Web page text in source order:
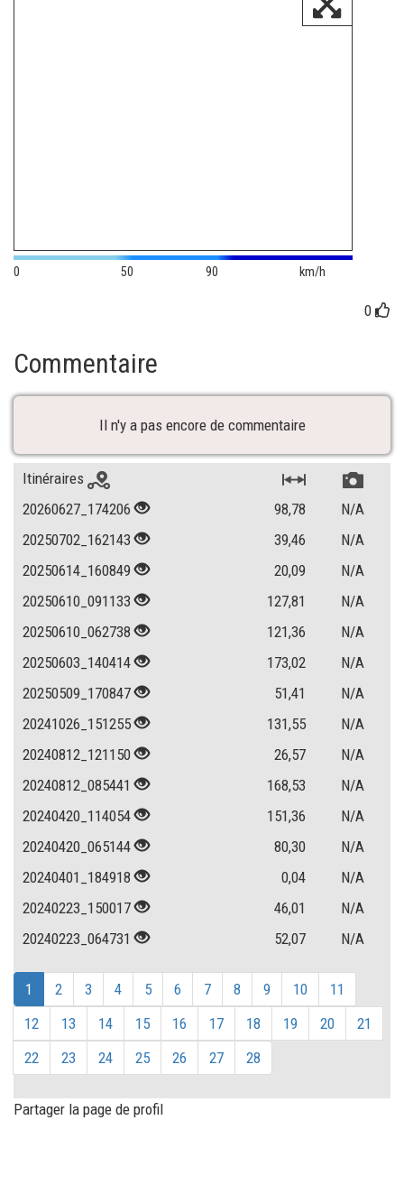
0 50 90 km/h
0
Commentaire
Il n'y a pas encore de commentaire
Itinéraires
20260627_174206
98,78
N/A
20250702_162143
39,46
N/A
20250614_160849
20,09
N/A
20250610_091133
127,81
N/A
20250610_062738
121,36
N/A
20250603_140414
173,02
N/A
20250509_170847
51,41
N/A
20241026_151255
131,55
N/A
20240812_121150
26,57
N/A
20240812_085441
168,53
N/A
20240420_114054
151,36
N/A
20240420_065144
80,30
N/A
20240401_184918
0,04
N/A
20240223_150017
46,01
N/A
20240223_064731
52,07 N/A
1 2 3 4 5 6 7 8 9 10
11
12
13 14 15 16 17 18 19 20
21
22
23 24 25 26 27 28
Partager la page de profil